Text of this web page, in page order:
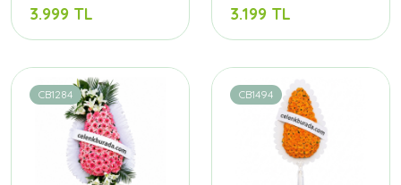
3.999 TL 3.199 TL
CB1284 CB1494